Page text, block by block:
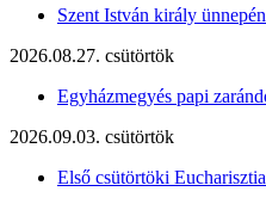
Szent István király
2026.08.27. csütörtök
Egyházmegyés papi
2026.09.03. csütörtök
Első csütörtöki